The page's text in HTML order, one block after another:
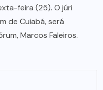
feira (25). O júri
de Cuiabá, será
Marcos Faleiros.